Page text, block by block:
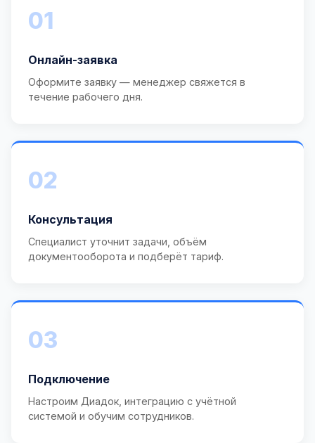
01
Онлайн-заявка
Оформите заявку — менеджер свяжется в
течение рабочего дня.
02
Консультация
Специалист уточнит задачи, объём
документооборота и подберёт тариф.
03
Подключение
Настроим Диадок, интеграцию с учётной
системой и обучим сотрудников.